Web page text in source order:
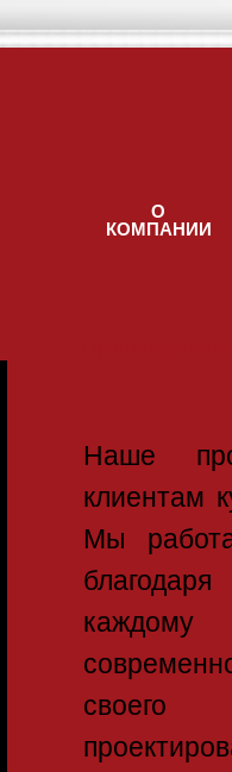
О
КОМПАНИИ
Наше
клиентам
Мы
своего